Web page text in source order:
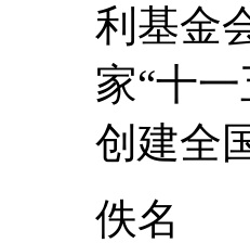
利基金
家“十
创建全
佚名